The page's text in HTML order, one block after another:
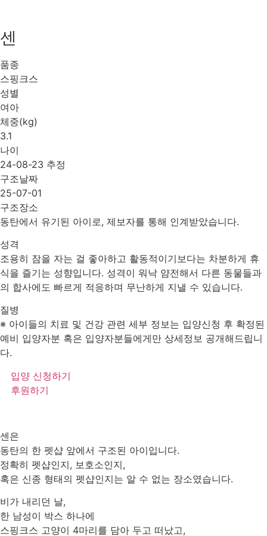
센
품종
스핑크스
성별
여아
체중(kg)
3.1
나이
24-08-23 추정
구조날짜
25-07-01
구조장소
동탄에서 유기된 아이로, 제보자를 통해 인계받았습니다.
성격
조용히 잠을 자는 걸 좋아하고 활동적이기보다는 차분하게 휴
식을 즐기는 성향입니다. 성격이 워낙 얌전해서 다른 동물들과
의 합사에도 빠르게 적응하며 무난하게 지낼 수 있습니다.
질병
※ 아이들의 치료 및 건강 관련 세부 정보는 입양신청 후 확정된
예비 입양자분 혹은 입양자분들에게만 상세정보 공개해드립니
다.
입양 신청하기
후원하기
센은
동탄의 한 펫샵 앞에서 구조된 아이입니다.
정확히 펫샵인지, 보호소인지,
혹은 신종 형태의 펫샵인지는 알 수 없는 장소였습니다.
비가 내리던 날,
한 남성이 박스 하나에
스핑크스 고양이 4마리를 담아 두고 떠났고,